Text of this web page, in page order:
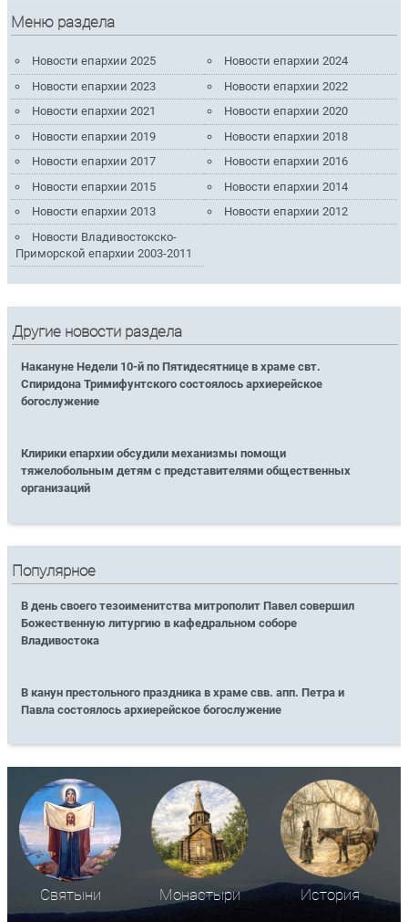
Меню раздела
Новости епархии 2025
Новости епархии 2024
Новости епархии 2023
Новости епархии 2022
Новости епархии 2021
Новости епархии 2020
Новости епархии 2019
Новости епархии 2018
Новости епархии 2017
Новости епархии 2016
Новости епархии 2015
Новости епархии 2014
Новости епархии 2013
Новости епархии 2012
Новости Владивостокско-
Приморской епархии 2003-2011
Другие новости раздела
Накануне Недели 10-й по Пятидесятнице в храме свт.
Спиридона Тримифунтского состоялось архиерейское
богослужение
Клирики епархии обсудили механизмы помощи
тяжелобольным детям с представителями общественных
организаций
Популярное
В день своего тезоименитства митрополит Павел совершил
Божественную литургию в кафедральном соборе
Владивостока
В канун престольного праздника в храме свв. апп. Петра и
Павла состоялось архиерейское богослужение
Святыни Монастыри История